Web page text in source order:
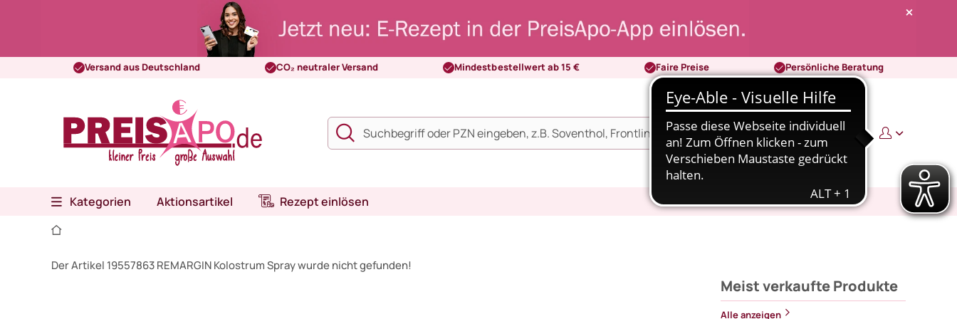
Versand aus Deutschland CO₂ neutraler Versand Mindestbestellwert ab 15 € Faire Preise Persönliche Beratung
0 0,00 €
Kategorien Aktionsartikel Rezept einlösen
Der Artikel 19557863 REMARGIN Kolostrum Spray wurde nicht gefunden!
Meist verkaufte Produkte
Alle anzeigen